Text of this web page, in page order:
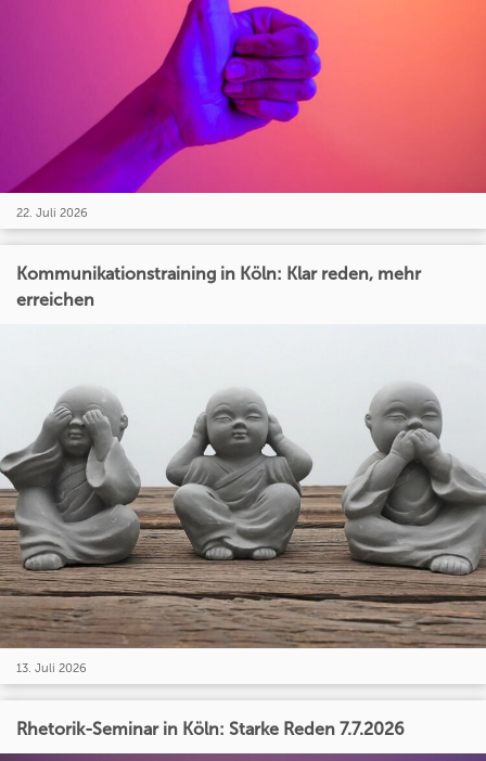
22. Juli 2026
Kommunikationstraining in Köln: Klar reden, mehr
erreichen
13. Juli 2026
Rhetorik-Seminar in Köln: Starke Reden 7.7.2026